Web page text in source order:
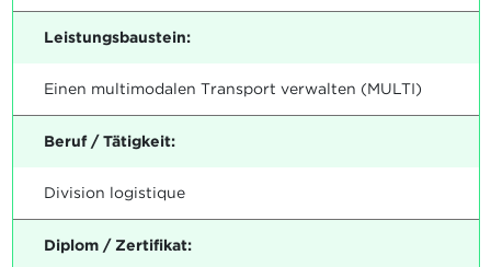
Leistungsbaustein:
Einen multimodalen Transport verwalten (MULTI)
Beruf / Tätigkeit:
Division logistique
Diplom / Zertifikat: